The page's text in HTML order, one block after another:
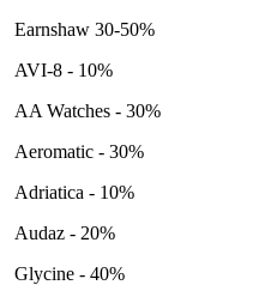
Earnshaw 30-50%
AVI-8 - 10%
AA Watches - 30%
Aeromatic - 30%
Adriatica - 10%
Audaz - 20%
Glycine - 40%